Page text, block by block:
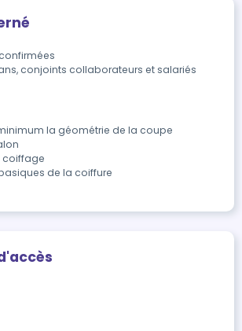
conjoints collaborateurs et salariés
la géométrie de la coupe
coiffage
de la coiffure